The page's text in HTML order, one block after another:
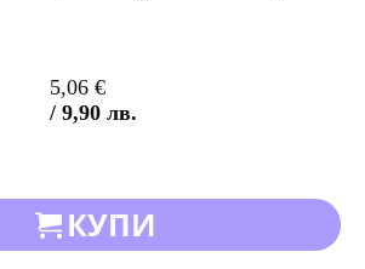
5,06 €
/ 9,90 лв.
КУПИ